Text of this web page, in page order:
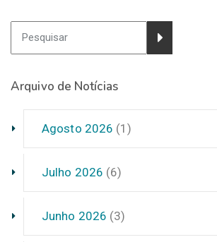
Arquivo de Notícias
Agosto 2026 (1)
Julho 2026 (6)
Junho 2026 (3)